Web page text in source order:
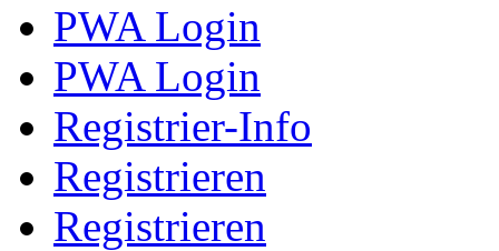
PWA Login
PWA Login
Registrier-Info
Registrieren
Registrieren